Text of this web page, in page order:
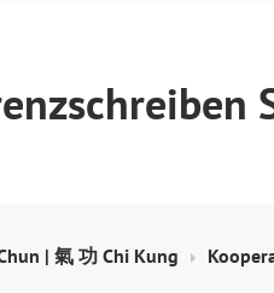
| 氣 功 Chi Kung